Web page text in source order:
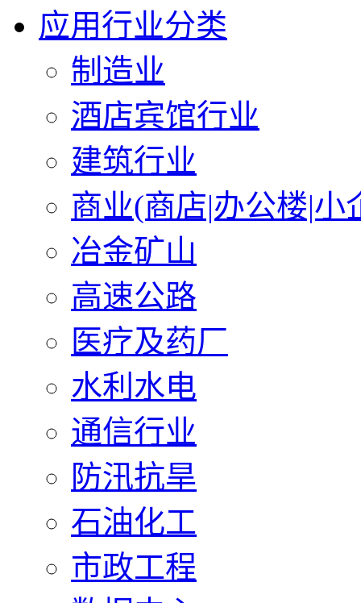
应用行业分类
制造业
酒店宾馆行业
建筑行业
商业(商店|办公楼|小
冶金矿山
高速公路
医疗及药厂
水利水电
通信行业
防汛抗旱
石油化工
市政工程